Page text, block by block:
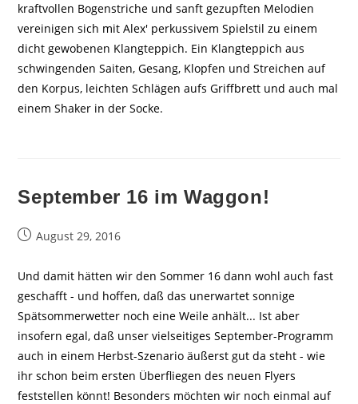
kraftvollen Bogenstriche und sanft gezupften Melodien
vereinigen sich mit Alex' perkussivem Spielstil zu einem
dicht gewobenen Klangteppich. Ein Klangteppich aus
schwingenden Saiten, Gesang, Klopfen und Streichen auf
den Korpus, leichten Schlägen aufs Griffbrett und auch mal
einem Shaker in der Socke.
September 16 im Waggon!
BeitragAugust 29, 2016
Und damit hätten wir den Sommer 16 dann wohl auch fast
geschafft - und hoffen, daß das unerwartet sonnige
Spätsommerwetter noch eine Weile anhält... Ist aber
insofern egal, daß unser vielseitiges September-Programm
auch in einem Herbst-Szenario äußerst gut da steht - wie
ihr schon beim ersten Überfliegen des neuen Flyers
feststellen könnt! Besonders möchten wir noch einmal auf